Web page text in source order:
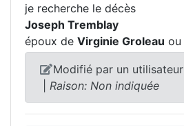
je recherche le décès
Joseph Tremblay
époux de Virginie Groleau ou
Modifié par un utilisateur
Raison: Non indiquée